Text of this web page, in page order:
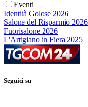
Eventi
Identità Golose 2026
Salone del Risparmio 2026
Fuorisalone 2026
L'Artigiano in Fiera 2025
Seguici su